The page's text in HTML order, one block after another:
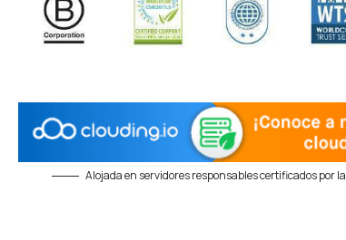
Alojada en servidores responsables certificados por la